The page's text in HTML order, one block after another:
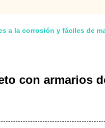
a la corrosión y fáciles de
con armarios